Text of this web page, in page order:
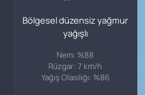
Bölgesel düzensiz yağmur
yağışlı
Nem: %88
Rüzgar: 7 km/h
Yağış Olasılığı: %86